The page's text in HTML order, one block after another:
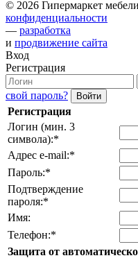
© 2026 Гипермаркет
конфиденциальности
— разработка
и продвижение сайта
Вход
Регистрация
свой пароль?
Регистрация
Логин (мин. 3
символа):*
Адрес e-mail:*
Пароль:*
Подтверждение
пароля:*
Имя:
Телефон:*
Защита от